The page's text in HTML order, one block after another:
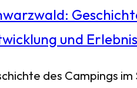
des Campings im